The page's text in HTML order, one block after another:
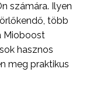
számára. Ilyen
több
Mioboost
hasznos
meg praktikus